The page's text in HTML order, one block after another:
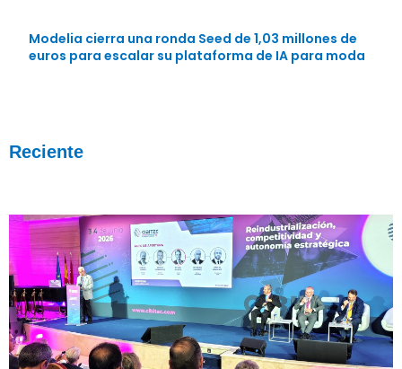
Modelia cierra una ronda Seed de 1,03 millones de
euros para escalar su plataforma de IA para moda
Reciente